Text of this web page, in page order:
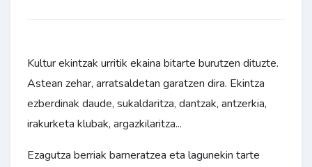
Kultur ekintzak urritik ekaina bitarte burutzen dituzte.
Astean zehar, arratsaldetan garatzen dira. Ekintza
ezberdinak daude, sukaldaritza, dantzak, antzerkia,
irakurketa klubak, argazkilaritza...
Ezagutza berriak barneratzea eta lagunekin tarte